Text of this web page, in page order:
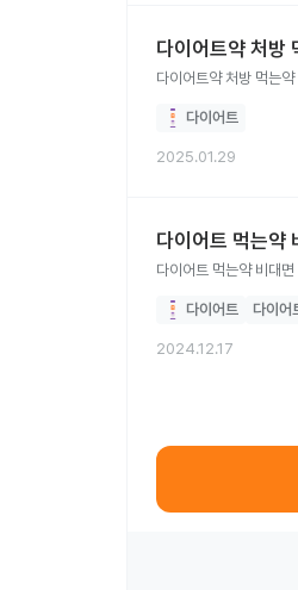
다이어트약 처방
다이어트약 처방 먹는
다이어트
2025.01.29
다이어트 먹는약
다이어트 먹는약 비대
다이어트 다이어
2024.12.17